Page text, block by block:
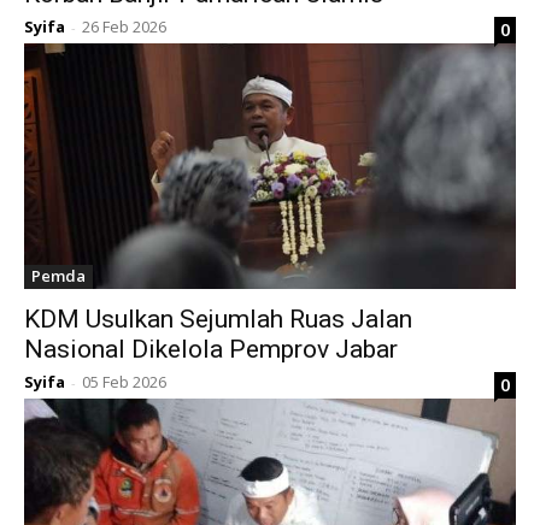
Syifa - 26 Feb 2026 0
Pemda
KDM Usulkan Sejumlah Ruas Jalan
Nasional Dikelola Pemprov Jabar
Syifa - 05 Feb 2026 0